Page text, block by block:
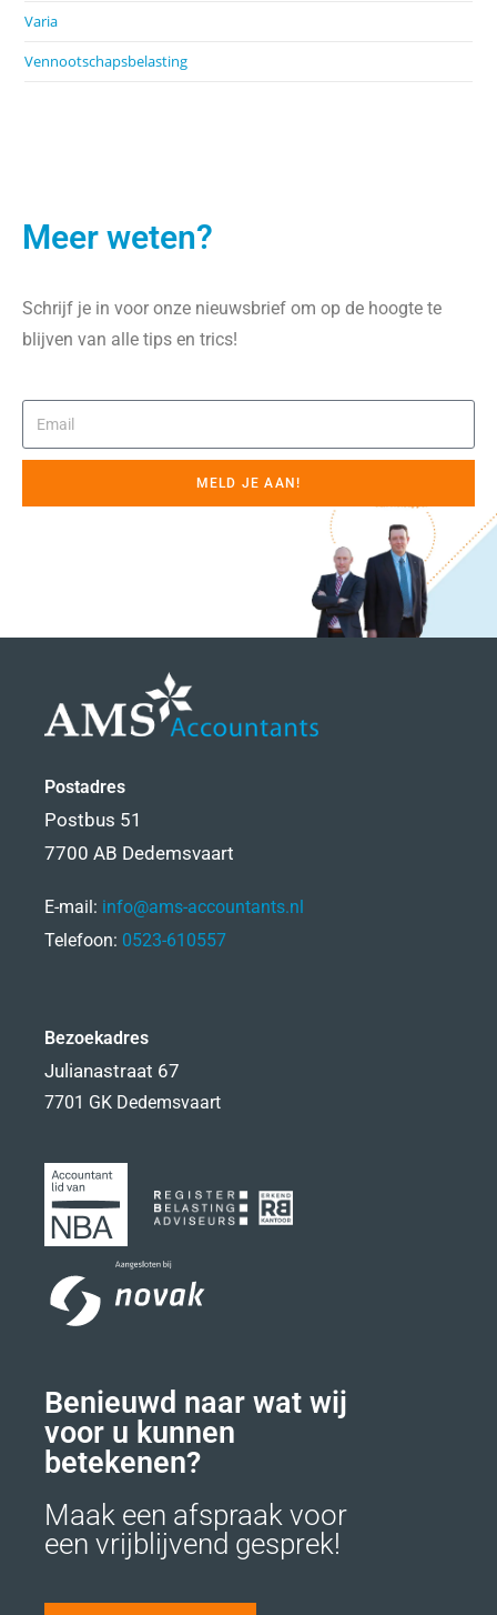
Varia
Vennootschapsbelasting
Meer weten?
Schrijf je in voor onze nieuwsbrief om op de hoogte te
blijven van alle tips en trics!
MELD JE AAN!
Postadres
Postbus 51
7700 AB Dedemsvaart
E-mail: info@ams-accountants.nl
Telefoon: 0523-610557
Bezoekadres
Julianastraat 67
7701 GK Dedemsvaart
Benieuwd naar wat wij
voor u kunnen
betekenen?
Maak een afspraak voor
een vrijblijvend gesprek!